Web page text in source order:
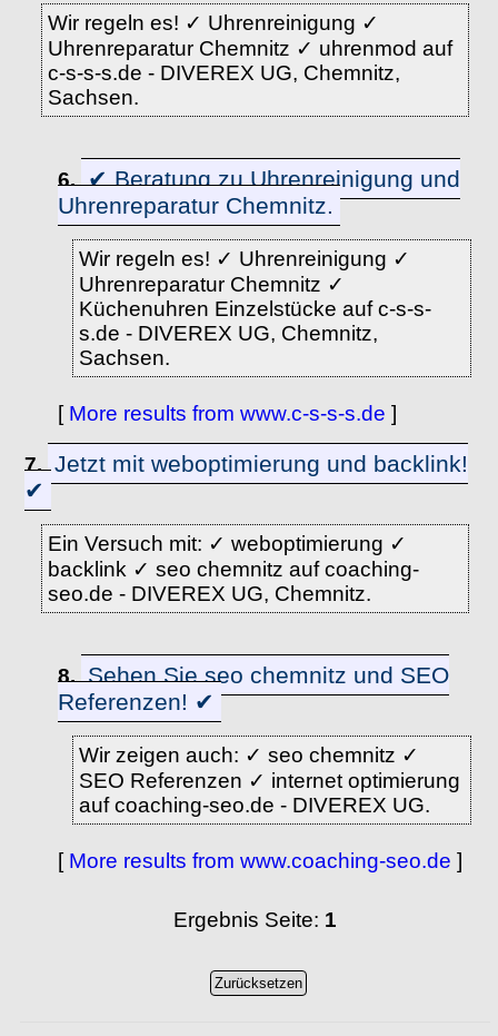
Wir regeln es! ✓ Uhrenreinigung ✓
Uhrenreparatur Chemnitz ✓ uhrenmod auf
c-s-s-s.de - DIVEREX UG, Chemnitz,
Sachsen.
6. ✔ Beratung zu Uhrenreinigung und
Uhrenreparatur Chemnitz.
Wir regeln es! ✓ Uhrenreinigung ✓
Uhrenreparatur Chemnitz ✓
Küchenuhren Einzelstücke auf c-s-s-
s.de - DIVEREX UG, Chemnitz,
Sachsen.
[ More results from www.c-s-s-s.de ]
7. Jetzt mit weboptimierung und backlink!
✔
Ein Versuch mit: ✓ weboptimierung ✓
backlink ✓ seo chemnitz auf coaching-
seo.de - DIVEREX UG, Chemnitz.
8. Sehen Sie seo chemnitz und SEO
Referenzen! ✔
Wir zeigen auch: ✓ seo chemnitz ✓
SEO Referenzen ✓ internet optimierung
auf coaching-seo.de - DIVEREX UG.
[ More results from www.coaching-seo.de ]
Ergebnis Seite: 1